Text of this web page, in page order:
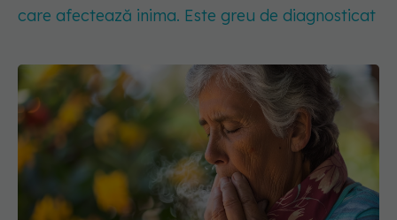
care afectează inima. Este greu de diagnosticat